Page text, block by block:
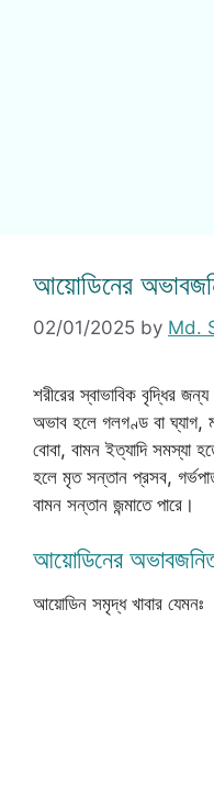
আয়োডিনের
02/01/2025 by Md.
শরীরের স্বাভাবিক বৃদ্ধির
অভাব হলে গলগণ্ড বা ঘ্যাগ,
বোবা, বামন ইত্যাদি সমস্যা
হলে মৃত সন্তান প্রসব,
বামন সন্তান জন্মাতে পারে।
আয়োডিনের
আয়োডিন সমৃদ্ধ খাবার যেমনঃ